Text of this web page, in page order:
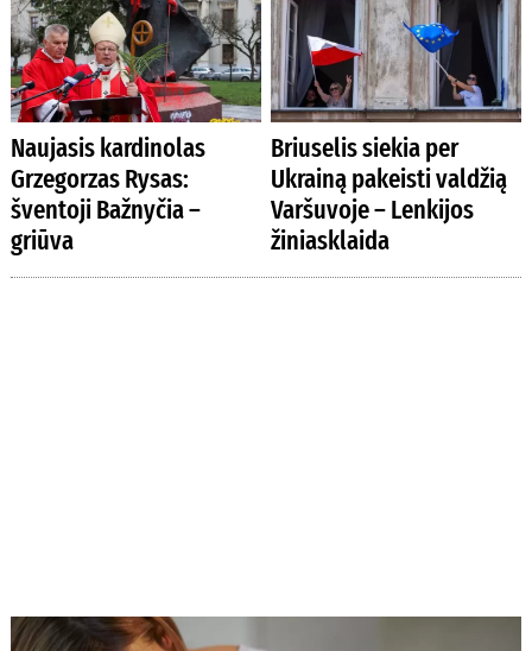
Naujasis kardinolas
Grzegorzas Rysas:
šventoji Bažnyčia –
griūva
Briuselis siekia per
Ukrainą pakeisti valdžią
Varšuvoje – Lenkijos
žiniasklaida